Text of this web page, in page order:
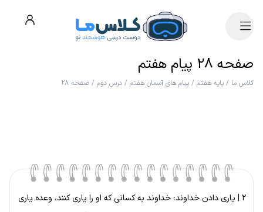
صفحه ۲۸ پیام هفتم
کلاس ما / پایه هفتم / پیام های آسمان هفتم / درس دوم / صفحه ۲۸
۲ | یاری دادن خداوند: خداوند به کسانی که او را یاری کنند، وعده یاری